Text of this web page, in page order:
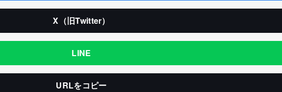
X（旧Twitter）
LINE
URLをコピー